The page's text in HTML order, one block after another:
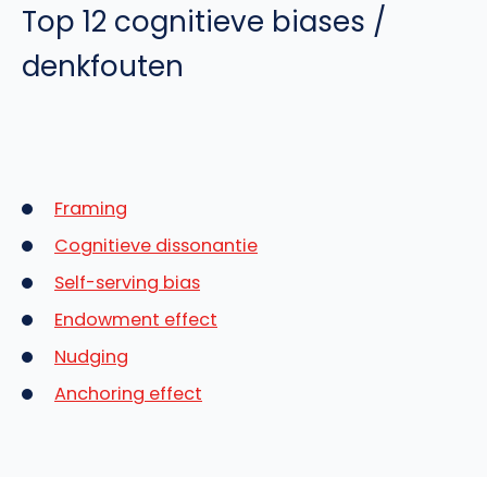
Top 12 cognitieve biases /
denkfouten
Framing
Cognitieve dissonantie
Self-serving bias
Endowment effect
Nudging
Anchoring effect